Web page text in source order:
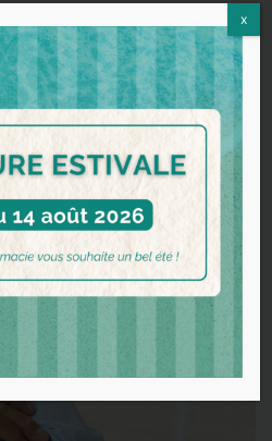
pouvoir
soit élargi, les conditions
restent inchangées pour les
spécifique
pharmacie formé à la vaccination
en pharmacie ayant déjà été
contre la Covid-19 et la
complémentaire.
x